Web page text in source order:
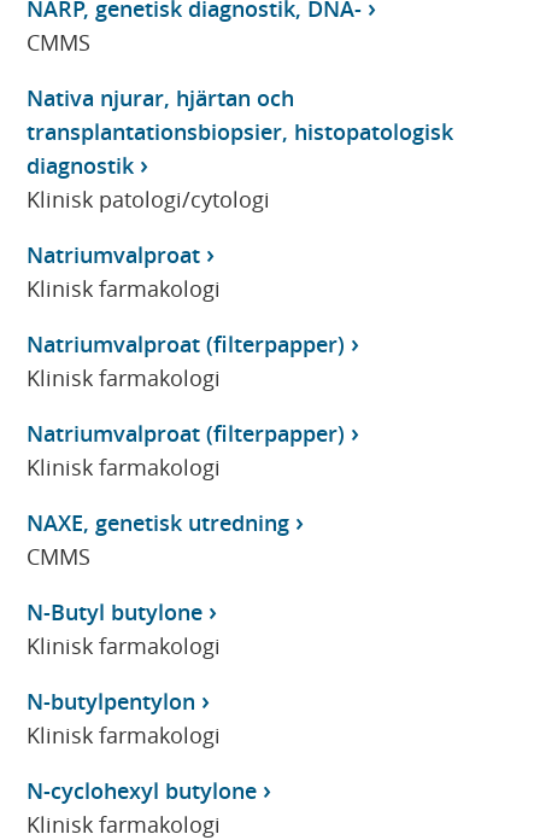
NARP, genetisk diagnostik, DNA-
CMMS
Nativa njurar, hjärtan och
transplantationsbiopsier, histopatologisk
diagnostik
Klinisk patologi/cytologi
Natriumvalproat
Klinisk farmakologi
Natriumvalproat (filterpapper)
Klinisk farmakologi
Natriumvalproat (filterpapper)
Klinisk farmakologi
NAXE, genetisk utredning
CMMS
N-Butyl butylone
Klinisk farmakologi
N-butylpentylon
Klinisk farmakologi
N-cyclohexyl butylone
Klinisk farmakologi